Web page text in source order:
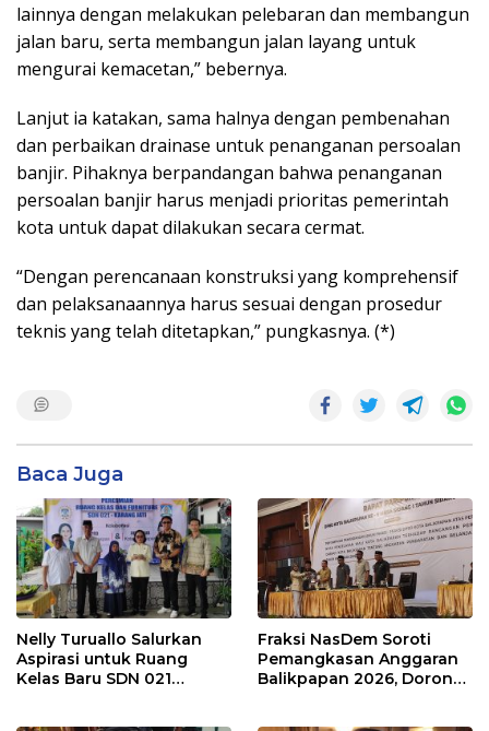
lainnya dengan melakukan pelebaran dan membangun
jalan baru, serta membangun jalan layang untuk
mengurai kemacetan,” bebernya.
Lanjut ia katakan, sama halnya dengan pembenahan
dan perbaikan drainase untuk penanganan persoalan
banjir. Pihaknya berpandangan bahwa penanganan
persoalan banjir harus menjadi prioritas pemerintah
kota untuk dapat dilakukan secara cermat.
“Dengan perencanaan konstruksi yang komprehensif
dan pelaksanaannya harus sesuai dengan prosedur
teknis yang telah ditetapkan,” pungkasnya. (*)
Baca Juga
Nelly Turuallo Salurkan
Aspirasi untuk Ruang
Kelas Baru SDN 021
Fraksi NasDem Soroti
Pemangkasan Anggaran
Balikpapan 2026, Dorong